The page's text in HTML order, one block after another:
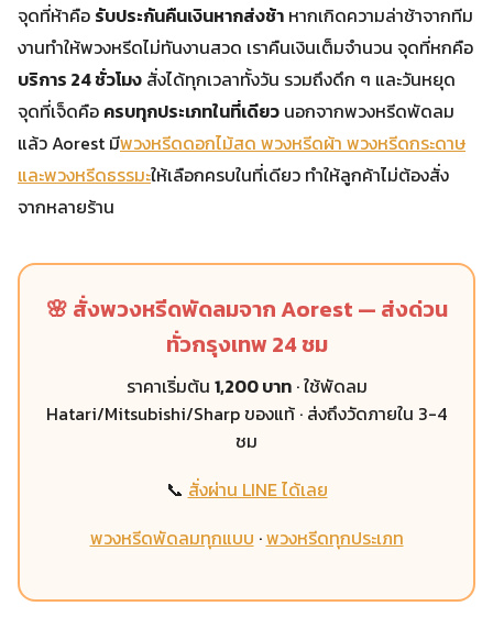
จุดที่ห้าคือ รับประกันคืนเงินหากส่งช้า หากเกิดความล่าช้าจากทีม
งานทำให้พวงหรีดไม่ทันงานสวด เราคืนเงินเต็มจำนวน จุดที่หกคือ
บริการ 24 ชั่วโมง สั่งได้ทุกเวลาทั้งวัน รวมถึงดึก ๆ และวันหยุด
จุดที่เจ็ดคือ ครบทุกประเภทในที่เดียว นอกจากพวงหรีดพัดลม
แล้ว Aorest มีพวงหรีดดอกไม้สด พวงหรีดผ้า พวงหรีดกระดาษ
และพวงหรีดธรรมะให้เลือกครบในที่เดียว ทำให้ลูกค้าไม่ต้องสั่ง
จากหลายร้าน
🌸 สั่งพวงหรีดพัดลมจาก Aorest — ส่งด่วน
ทั่วกรุงเทพ 24 ชม
ราคาเริ่มต้น 1,200 บาท· ใช้พัดลม
Hatari/Mitsubishi/Sharp ของแท้ · ส่งถึงวัดภายใน 3-4
ชม
📞 สั่งผ่าน LINE ได้เลย
พวงหรีดพัดลมทุกแบบ ·พวงหรีดทุกประเภท